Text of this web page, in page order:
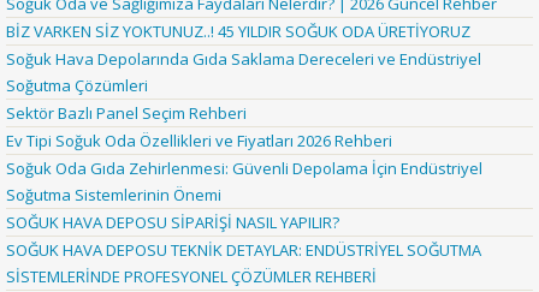
BİZ VARKEN SİZ YOKTUNUZ..! 45 YILDIR SOĞUK ODA ÜRETİYORUZ
Soğuk Hava Depolarında Gıda Saklama Dereceleri ve Endüstriyel
Soğutma Çözümleri
Sektör Bazlı Panel Seçim Rehberi
Ev Tipi Soğuk Oda Özellikleri ve Fiyatları 2026 Rehberi
Soğuk Oda Gıda Zehirlenmesi: Güvenli Depolama İçin Endüstriyel
Soğutma Sistemlerinin Önemi
SOĞUK HAVA DEPOSU SİPARİŞİ NASIL YAPILIR?
SOĞUK HAVA DEPOSU TEKNİK DETAYLAR: ENDÜSTRİYEL SOĞUTMA
SİSTEMLERİNDE PROFESYONEL ÇÖZÜMLER REHBERİ